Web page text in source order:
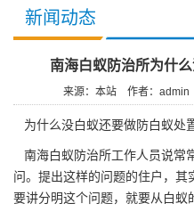
新闻动态
南海白蚁防治所为什
来源：本站 作者：admin
为什么没白蚁还要做防白蚁处
南海白蚁防治所工作人员说常
问。提出这样的问题的住户，其
要讲分明这个问题，就要从白蚁